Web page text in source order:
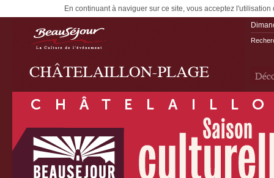
En continuant à naviguer sur ce site, vous acceptez